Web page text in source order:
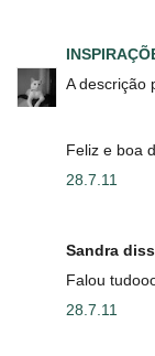
A descrição
Feliz e boa
28.7.11
Sandra
Falou
28.7.11